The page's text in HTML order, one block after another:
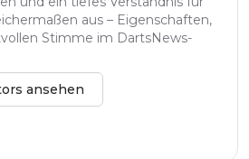
aus – Eigenschaften,
Stimme im DartsNews-
ansehen